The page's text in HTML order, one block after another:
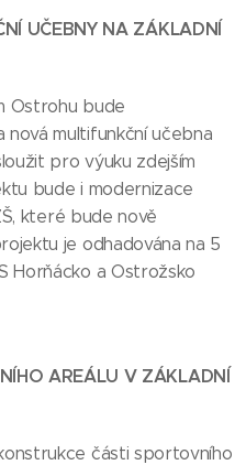
UČEBNY NA ZÁKLADNÍ
Ostrohu bude
multifunkční učebna
pro výuku zdejším
bude i modernizace
které bude nově
je odhadována na 5
Horňácko a Ostrožsko
AREÁLU V ZÁKLADNÍ
části sportovního